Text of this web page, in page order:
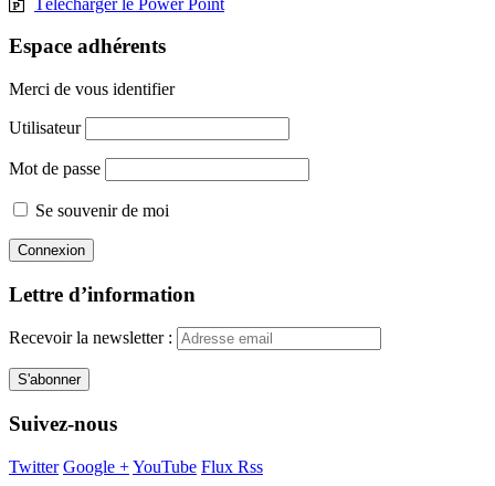
Espace adhérents
Merci de vous identifier
Utilisateur
Mot de passe
Se souvenir de moi
Lettre d’information
Recevoir la newsletter :
Suivez-nous
Twitter Google +YouTube Flux Rss